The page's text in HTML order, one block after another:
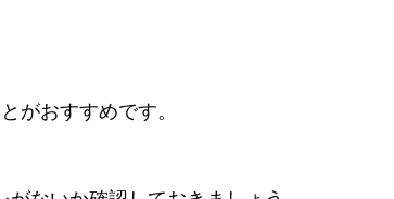
がおすすめです。